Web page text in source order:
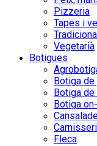
Pizzeria
Tapes i
Vegetarià
Botigues
Botiga
Botiga
Botiga
Fleca